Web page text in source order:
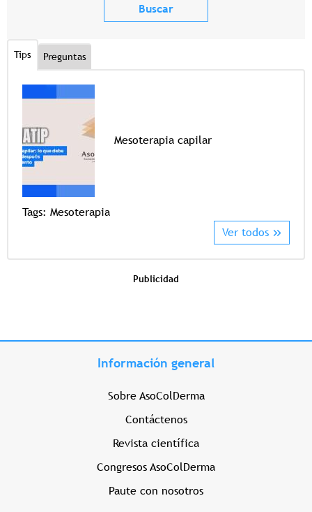
Tips Preguntas
Mesoterapia capilar
Tags: Mesoterapia
Ver todos
Publicidad
Información general
Sobre AsoColDerma
Contáctenos
Revista científica
Congresos AsoColDerma
Paute con nosotros